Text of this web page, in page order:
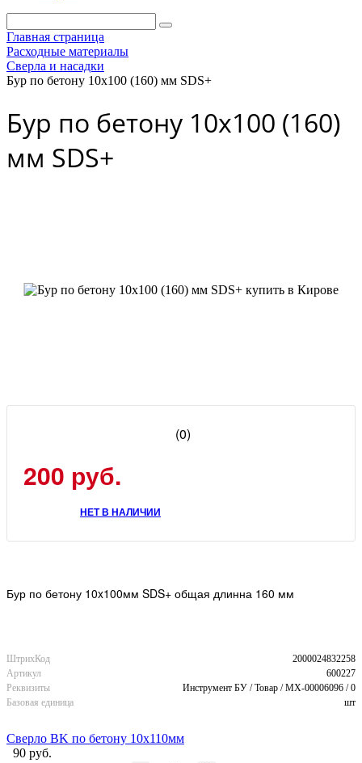
Главная страница
Расходные материалы
Сверла и насадки
Бур по бетону 10x100 (160) мм SDS+
Бур по бетону 10x100 (160)
мм SDS+
(0)
200 руб.
НЕТ В НАЛИЧИИ
Бур по бетону 10x100мм SDS+ общая длинна 160 мм
ШтрихКод
2000024832258
Артикул
600227
Реквизиты
Инструмент БУ / Товар / MX-00006096 / 0
Базовая единица
шт
Сверло BK по бетону 10x110мм
90 руб.